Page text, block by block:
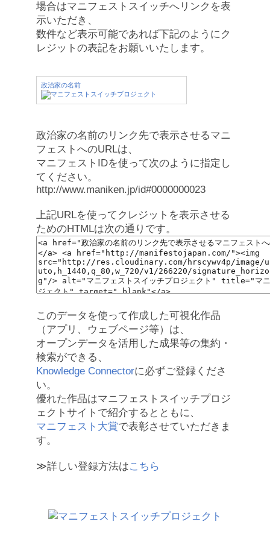
場合はマニフェストスイッチへリンクを表
示いただき、
数件など表示可能であれば下記のようにク
レジットの表記をお願いいたします。
政治家の名前
政治家の名前のリンク先で表示させるマニ
フェストへのURLは、
マニフェストIDを使って次のように指定し
てください。
http://www.maniken.jp/id#0000000023
上記URLを使ってクレジットを表示させる
ためのHTMLは次の通りです。
このデータを使って作成した可視化作品
（アプリ、ウェブページ等）は、
オープンデータを活用した成果等の集約・
検索ができる、
Knowledge Connectorに必ずご登録くださ
い。
優れた作品はマニフェストスイッチプロジ
ェクトサイトで紹介するとともに、
マニフェスト大賞で表彰させていただきま
す。
≫詳しい登録方法はこちら